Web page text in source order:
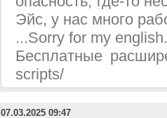
Эйс, у нас много
...Sorry for my
Бесплатные
scripts/
07.03.2025 09:47